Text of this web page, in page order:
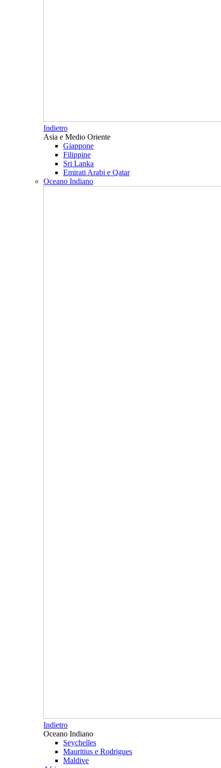
Indietro
Asia e Medio Oriente
Giappone
Filippine
Sri Lanka
Emirati Arabi e Qatar
Oceano Indiano
Indietro
Oceano Indiano
Seychelles
Mauritius e Rodrigues
Maldive